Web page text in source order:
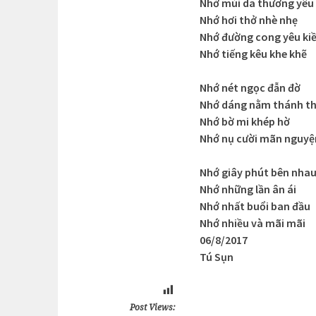
Nhớ mùi da thương yêu
Nhớ hơi thở nhè nhẹ
Nhớ đường cong yêu
Nhớ tiếng kêu khe khẽ
Nhớ nét ngọc đẫn đờ
Nhớ dáng nằm thánh
Nhớ bờ mi khép hờ
Nhớ nụ cười mãn
Nhớ giây phút bên nhau
Nhớ những lần ân ái
Nhớ nhất buổi ban đầu
Nhớ nhiều và mãi mãi
06/8/2017
Tú Sụn
Post Views: